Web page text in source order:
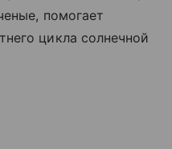
помогает
цикла солнечной